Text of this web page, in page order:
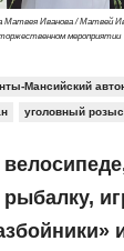
Матвея Иванова / Матвей
мероприятии
Мансийский
уголовный